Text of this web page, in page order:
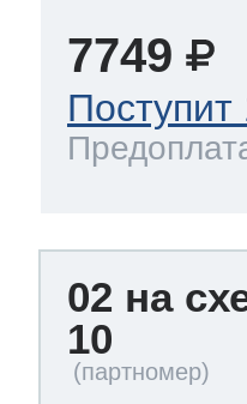
7749
02 на
10